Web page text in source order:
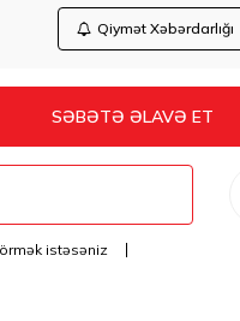
Qiymət Xəbərdarlığı
SƏBƏTƏ ƏLAVƏ ET
istəsəniz